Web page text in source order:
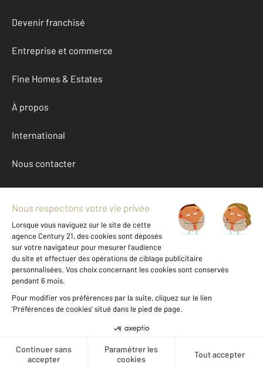
Téléphoner
Devenir franchisé
Entreprise et commerce
Fine Homes & Estates
À propos
International
Nous contacter
Mentions légales & CGU et Barèmes d'honoraires
Données personnelles
Gestionnaire des cookies
Achat maison autour de MAGRIE (11300)